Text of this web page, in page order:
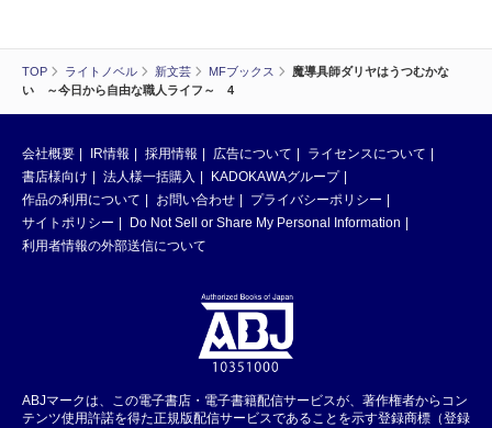
TOP ライトノベル 新文芸 MFブックス
魔導具師ダリヤはうつむかな
い ～今日から自由な職人ライフ～ 4
会社概要 IR情報 採用情報 広告について
ライセンスについて
書店様向け
法人様一括購入
KADOKAWAグループ
作品の利用について
お問い合わせ
プライバシーポリシー
サイトポリシー
Do Not Sell or Share My Personal Information
利用者情報の外部送信について
ABJマークは、この電子書店・電子書籍配信サービスが、著作権者からコン
テンツ使用許諾を得た正規版配信サービスであることを示す登録商標（登録